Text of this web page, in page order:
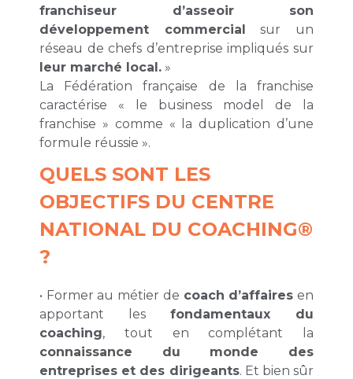
franchiseur d’asseoir son
développement commercial sur un
réseau de chefs d’entreprise impliqués sur
leur marché local. »
La Fédération française de la franchise
caractérise « le business model de la
franchise » comme « la duplication d’une
formule réussie ».
QUELS SONT LES
OBJECTIFS DU CENTRE
NATIONAL DU COACHING®
?
• Former au métier de coach d’affaires en
apportant les fondamentaux du
coaching, tout en complétant la
connaissance du monde des
entreprises et des dirigeants. Et bien sûr